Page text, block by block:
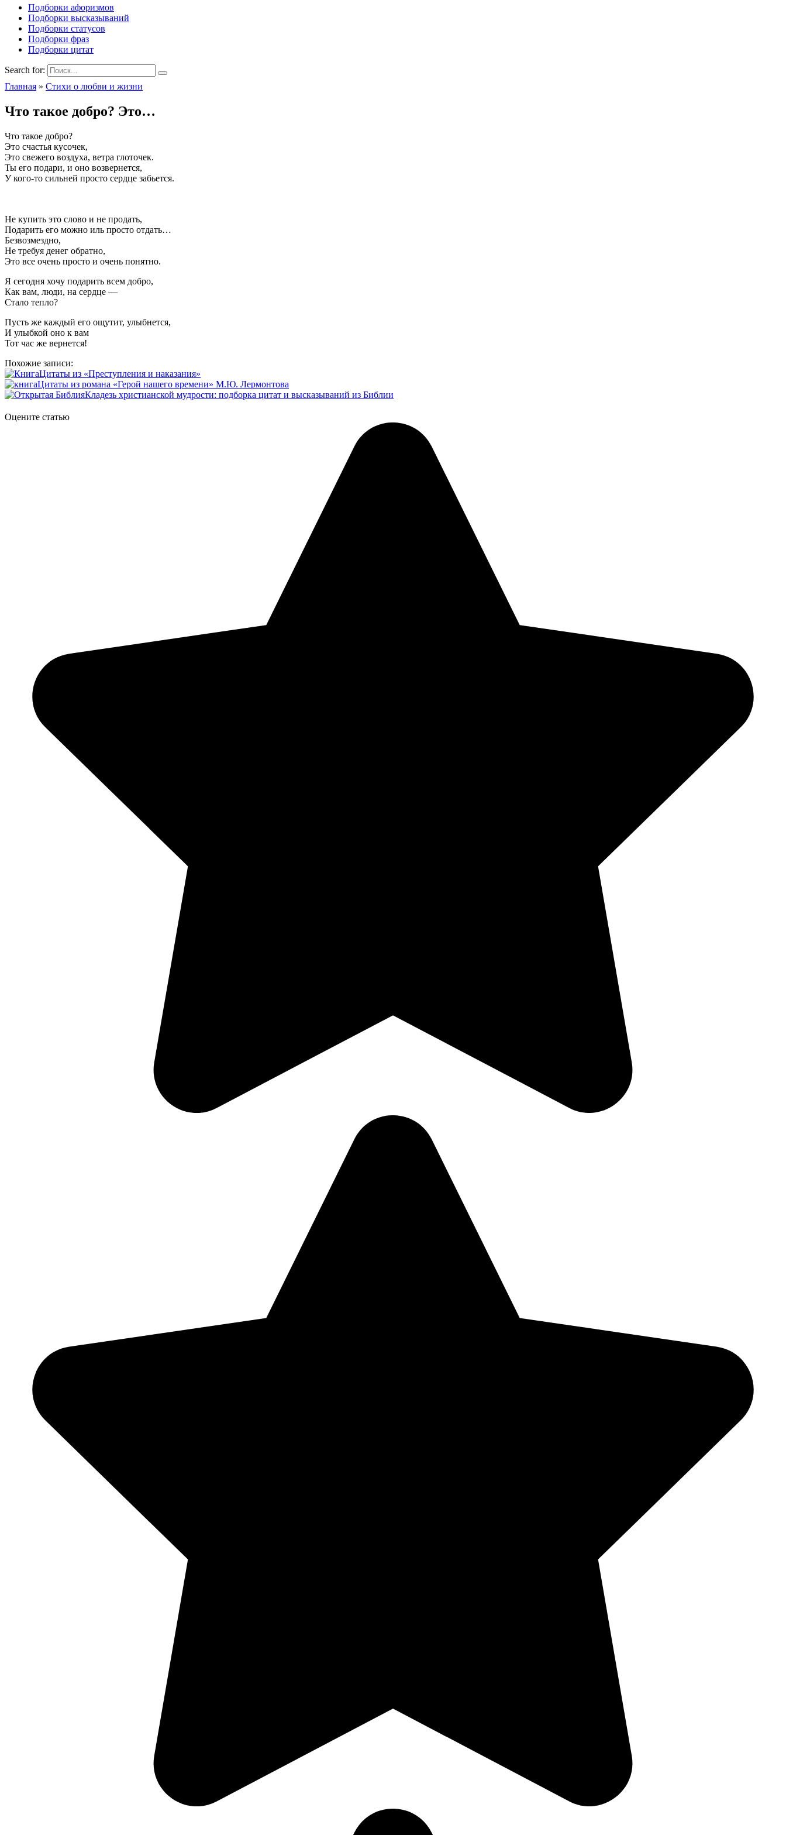
Подборки афоризмов
Подборки высказываний
Подборки статусов
Подборки фраз
Подборки цитат
Search for:
Главная » Стихи о любви и жизни
Что такое добро? Это…
Что такое добро?
Это счастья кусочек,
Это свежего воздуха, ветра глоточек.
Ты его подари, и оно возвернется,
У кого-то сильней просто сердце забьется.
Не купить это слово и не продать,
Подарить его можно иль просто отдать…
Безвозмездно,
Не требуя денег обратно,
Это все очень просто и очень понятно.
Я сегодня хочу подарить всем добро,
Как вам, люди, на сердце —
Стало тепло?
Пусть же каждый его ощутит, улыбнется,
И улыбкой оно к вам
Тот час же вернется!
Похожие записи:
Цитаты из «Преступления и наказания»
Цитаты из романа «Герой нашего времени» М.Ю. Лермонтова
Кладезь христианской мудрости: подборка цитат и высказываний из Библии
Оцените статью